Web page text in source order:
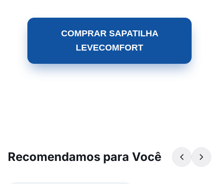
COMPRAR SAPATILHA
LEVECOMFORT
Recomendamos para Você